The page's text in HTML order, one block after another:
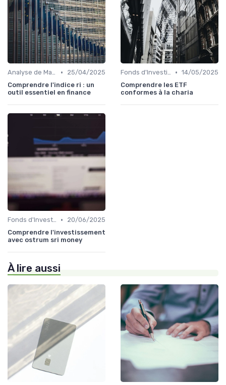
Analyse de Marché et Prévisions •
25/04/2025
Comprendre l'indice ri : un
outil essentiel en finance
Fonds d'Investissement et ETF • 14/05/2025
Comprendre les ETF
conformes à la charia
Fonds d'Investissement et ETF •
20/06/2025
Comprendre l'investissement
avec ostrum sri money
À lire aussi